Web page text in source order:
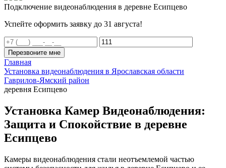
Подключение видеонаблюдения в деревне Есипцево
Успейте оформить заявку до 31 августа!
Перезвоните мне
Главная
Установка видеонаблюдения в Ярославская области
Гаврилов-Ямский район
деревня Есипцево
Установка Камер Видеонаблюдения:
Защита и Спокойствие в деревне
Есипцево
Камеры видеонаблюдения стали неотъемлемой частью